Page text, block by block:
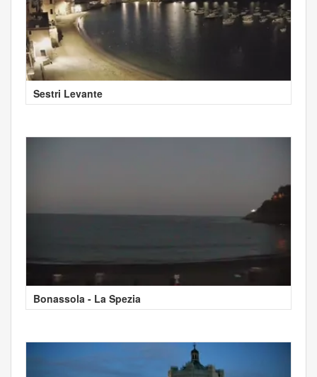
Sestri Levante
Bonassola - La Spezia